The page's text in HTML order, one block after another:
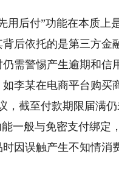
后付”功能在本质上
后依托的是第三方金
需警惕产生逾期和
李某在电商平台购买
，截至付款期限届满
一般与免密支付绑定
因误触产生不知情消